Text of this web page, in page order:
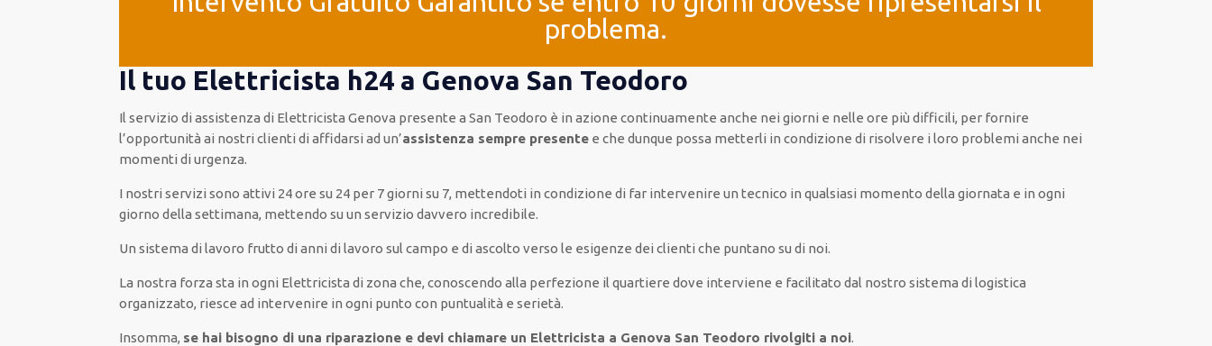
problema.
Il tuo Elettricista h24 a Genova San Teodoro
Il servizio di assistenza di Elettricista Genova presente a San Teodoro è in azione continuamente anche nei giorni e nelle ore piùdifficili, per fornire
l’opportunità ai nostri clienti diaffidarsi ad un’assistenza sempre presente e chedunque possa metterli in condizione di risolvere i loro problemi anche nei
momenti di urgenza.
I nostri servizi sono attivi 24 ore su 24 per 7 giorni su 7, mettendoti in condizione di far intervenire untecnico inqualsiasi momento della giornata e inogni
giorno della settimana, mettendo su un serviziodavvero incredibile.
Un sistema di lavoro frutto di anni di lavoro sul campo e di ascolto verso le esigenzedei clienti che puntano su di noi.
La nostra forza sta in ogni Elettricista di zona che, conoscendo alla perfezione il quartiere dove interviene e facilitato dal nostro sistema di logistica
organizzato, riesce ad intervenire in ogni punto con puntualità e serietà.
Insomma, se hai bisogno di una riparazione e devi chiamare un Elettricista a Genova San Teodoro rivolgiti a noi.